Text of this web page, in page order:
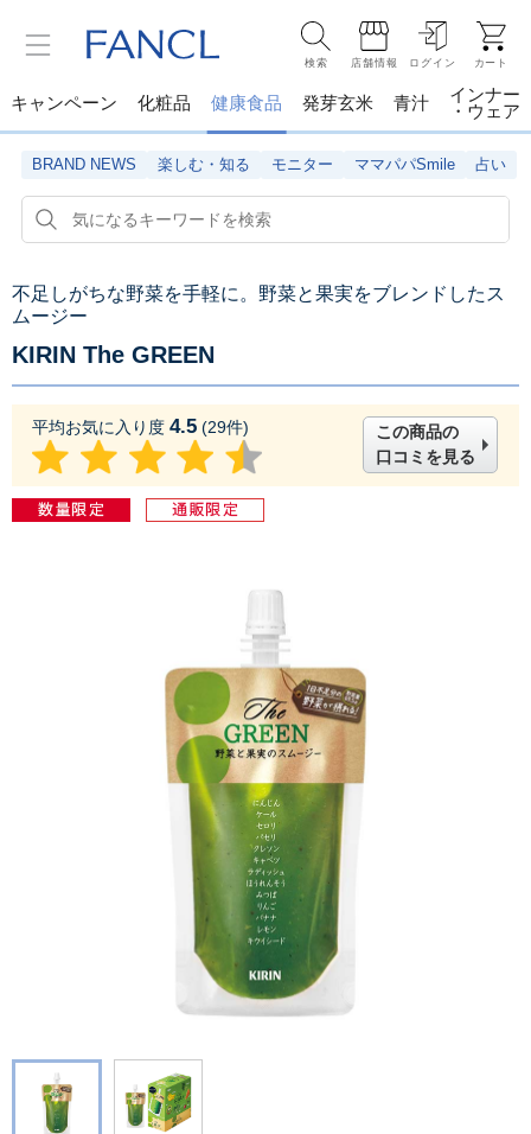
検索 店舗情報 ログイン カート
キャンペーン 化粧品 健康食品 発芽玄米 青汁
インナー
・ウェア
BRAND NEWS 楽しむ・知る モニター ママパパSmile 占い
不足しがちな野菜を手軽に。野菜と果実をブレンドしたス
ムージー
KIRIN The GREEN
平均お気に入り度 4.5 (29件)
この商品の
口コミを見る